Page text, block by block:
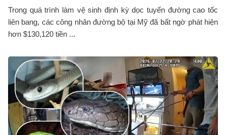
Trong quá trình làm vệ sinh định kỳ dọc tuyến đường cao tốc
liên bang, các công nhân đường bộ tại Mỹ đã bất ngờ phát hiện
hơn $130,120 tiền ...